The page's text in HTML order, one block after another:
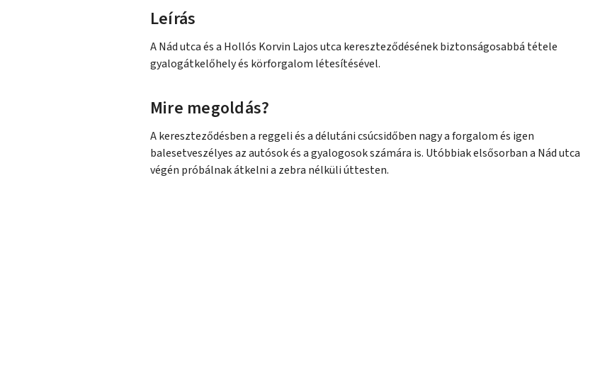
Leírás
A Nád utca és a Hollós Korvin Lajos utca kereszteződésének biztonságosabbá tétele
gyalogátkelőhely és körforgalom létesítésével.
Mire megoldás?
A kereszteződésben a reggeli és a délutáni csúcsidőben nagy a forgalom és igen
balesetveszélyes az autósok és a gyalogosok számára is. Utóbbiak elsősorban a Nád utca
végén próbálnak átkelni a zebra nélküli úttesten.